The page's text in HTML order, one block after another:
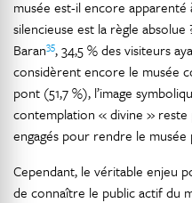
musée est-il encore
silencieuse est la règle absolue
Baran35, 34,5 % des visiteurs
considèrent encore le musée
pont (51,7 %), l’image
contemplation « divine »
engagés pour rendre le musée
Cependant, le véritable enjeu
de connaître le public actif du